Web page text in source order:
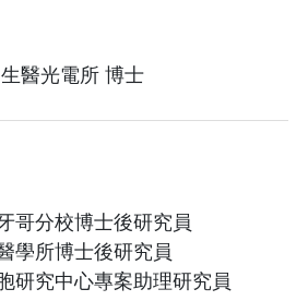
醫光電所 博士
哥分校博士後研究員
學所博士後研究員
研究中心專案助理研究員